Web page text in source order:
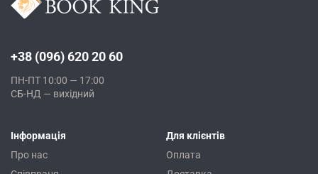
+38 (096) 620 20 60
ПН-ПТ 10:00 — 17:00
СБ-НД — вихідний
Інформація
Про нас
Для клієнтів
Оплата